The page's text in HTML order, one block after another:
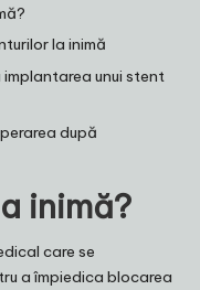
la inimă
unui stent
după
inimă?
care se
a împiedica blocarea